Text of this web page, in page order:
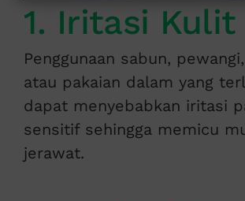
1. Iritasi Kulit
Penggunaan sabun,
atau pakaian dalam yang
dapat menyebabkan iritasi
sensitif sehingga memicu
jerawat.